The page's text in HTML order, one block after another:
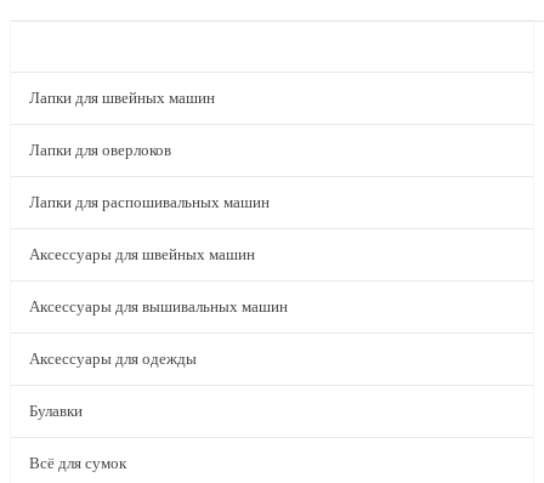
Лапки для швейных машин
Лапки для оверлоков
Лапки для распошивальных машин
Аксессуары для швейных машин
Аксессуары для вышивальных машин
Аксессуары для одежды
Булавки
Всё для сумок